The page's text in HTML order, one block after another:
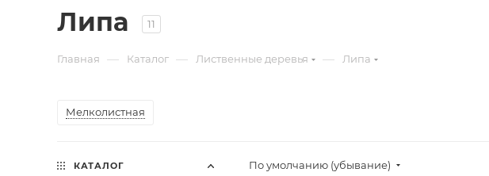
Липа 11
Главная — Каталог — Лиственные деревья — Липа
Мелколистная
По умолчанию (убывание)
КАТАЛОГ